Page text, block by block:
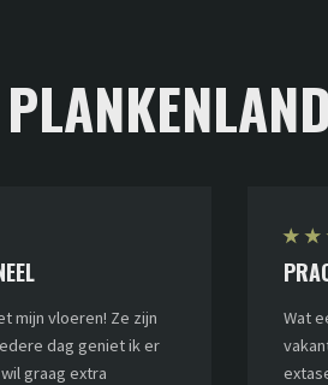
mijn vloeren! Ze zijn
dag geniet ik er
graag extra
★ ★
Wat